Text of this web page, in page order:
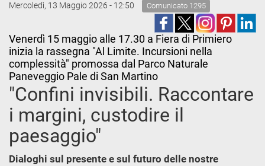
Mercoledì, 13 Maggio 2026 - 12:50 Comunicato 1295
Venerdì 15 maggio alle 17.30 a Fiera di Primiero
inizia la rassegna "Al Limite. Incursioni nella
complessità" promossa dal Parco Naturale
Paneveggio Pale di San Martino
"Confini invisibili. Raccontare
i margini, custodire il
paesaggio"
Dialoghi sul presente e sul futuro delle nostre